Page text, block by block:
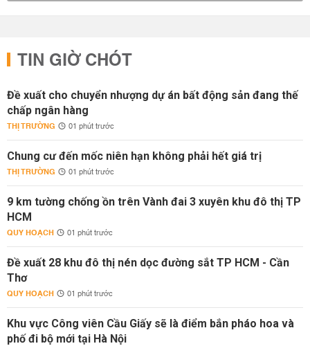
TIN GIỜ CHÓT
Đề xuất cho chuyển nhượng dự án bất động sản đang thế
chấp ngân hàng
THỊ TRƯỜNG 01 phút trước
Chung cư đến mốc niên hạn không phải hết giá trị
THỊ TRƯỜNG 01 phút trước
9 km tường chống ồn trên Vành đai 3 xuyên khu đô thị TP
HCM
QUY HOẠCH 01 phút trước
Đề xuất 28 khu đô thị nén dọc đường sắt TP HCM - Cần
Thơ
QUY HOẠCH 01 phút trước
Khu vực Công viên Cầu Giấy sẽ là điểm bắn pháo hoa và
phố đi bộ mới tại Hà Nội